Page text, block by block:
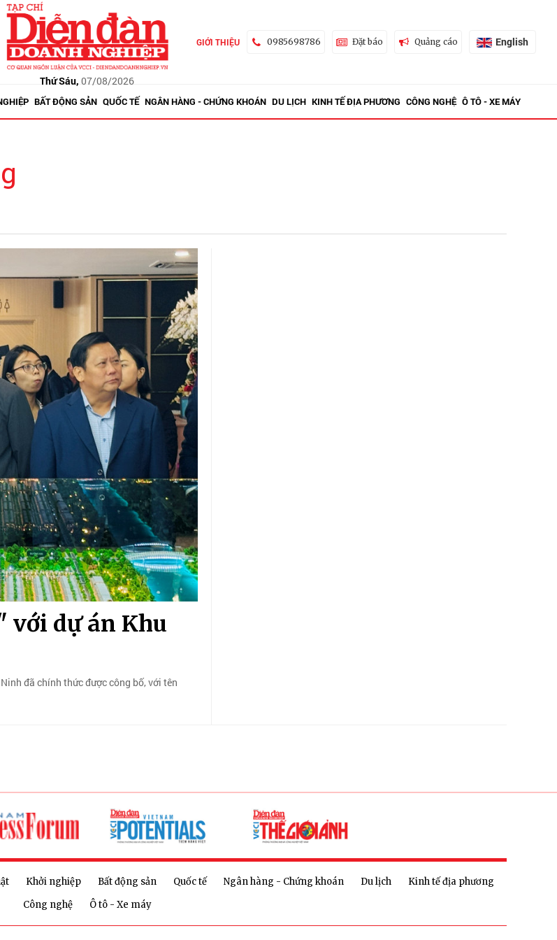
Thứ Sáu, 07/08/2026
GIỚI THIỆU 0985698786 Đặt báo Quảng cáo English
BẤT ĐỘNG SẢN QUỐC TẾ NGÂN HÀNG - CHỨNG KHOÁN DU LỊCH KINH TẾ ĐỊA PHƯƠNG CÔNG NGHỆ Ô TÔ - XE MÁY
với dự án Khu
đã chính thức được công bố, với tên
Khởi nghiệp Bất động sản Quốc tế Ngân hàng - Chứng khoán Du lịch
Kinh tế địa phương
Công nghệ
Ô tô - Xe máy